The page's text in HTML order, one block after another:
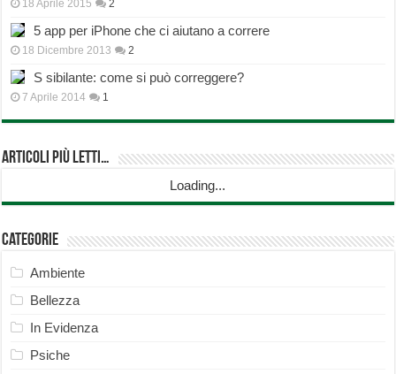
18 Aprile 2015 2
5 app per iPhone che ci aiutano a correre
18 Dicembre 2013 2
S sibilante: come si può correggere?
7 Aprile 2014 1
Articoli più Letti…
Loading...
Categorie
Ambiente
Bellezza
In Evidenza
Psiche